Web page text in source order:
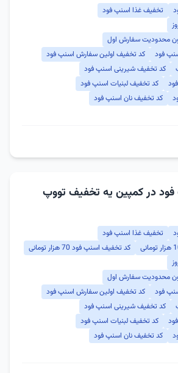
تخفیف غذا اسنپ فود
محدودیت سفارش اول
فود
کد تخفیف اولین سفارش اسنپ فود
کد تخفیف شیرینی اسنپ فود
کد تخفیف لبنیات اسنپ فود
کد تخفیف نان اسنپ فود
در کمپین یه تخفیف تووپ
تخفیف غذا اسنپ فود
کد تخفیف اسنپ فود 70 هزار تومانی
محدودیت سفارش اول
فود
کد تخفیف اولین سفارش اسنپ فود
کد تخفیف شیرینی اسنپ فود
کد تخفیف لبنیات اسنپ فود
کد تخفیف نان اسنپ فود